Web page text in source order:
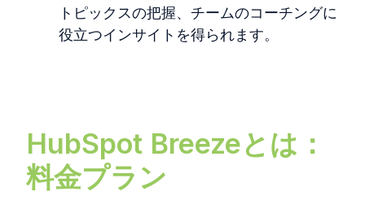
トピックスの把握、 チームのコーチングに
役立つインサイトを得られます。
HubSpot Breezeとは：
料金プラン